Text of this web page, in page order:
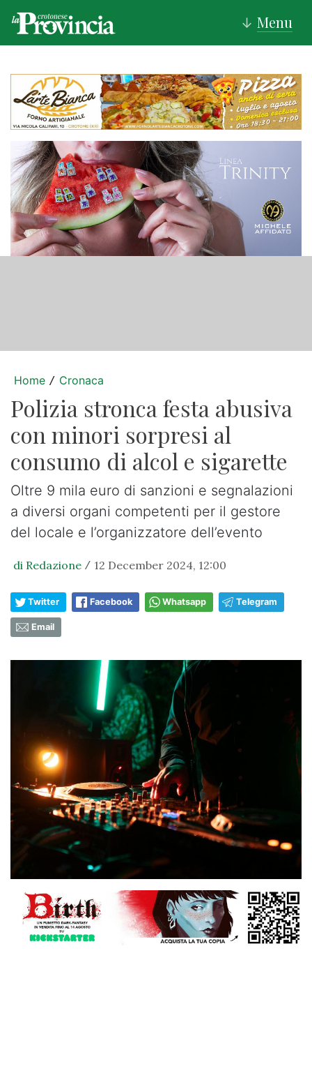
↓ Menu
Home / Cronaca
Polizia stronca festa abusiva
con minori sorpresi al
consumo di alcol e sigarette
Oltre 9 mila euro di sanzioni e segnalazioni
a diversi organi competenti per il gestore
del locale e l’organizzatore dell’evento
di Redazione / 12 December 2024, 12:00
Twitter Facebook Whatsapp Telegram
Email